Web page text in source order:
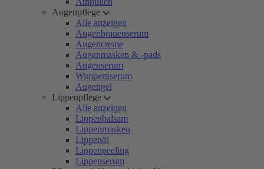
Augenpflege
Alle anzeigen
Augenbrauenserum
Augencreme
Augenmasken & -pads
Augenserum
Wimpernserum
Augengel
Lippenpflege
Alle anzeigen
Lippenbalsam
Lippenmasken
Lippenöl
Lippenpeeling
Lippenserum